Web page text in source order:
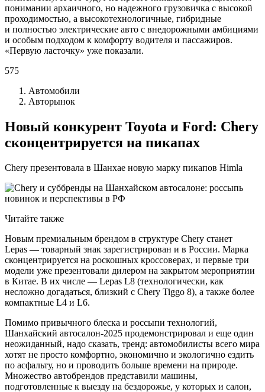
понимании архаичного, но надежного грузовичка с высокой
проходимостью, а высокотехнологичные, гибридные
и полностью электрические авто с внедорожными амбициями
и особым подходом к комфорту водителя и пассажиров.
«Первую ласточку» уже показали.
575
Автомобили
Авторынок
Новый конкурент Toyota и Ford: Chery
сконцентрируется на пикапах
Chery презентовала в Шанхае новую марку пикапов Himla
Читайте также
Новым премиальным брендом в структуре Chery станет
Lepas — товарный знак зарегистрирован и в России. Марка
сконцентрируется на роскошных кроссоверах, и первые три
модели уже презентовали дилером на закрытом мероприятии
в Китае. В их числе — Lepas L8 (технологически, как
несложно догадаться, близкий с Chery Tiggo 8), а также более
компактные L4 и L6.
Помимо привычного блеска и россыпи технологий,
Шанхайский автосалон-2025 продемонстрировал и еще один
неожиданный, надо сказать, тренд: автомобилисты всего мира
хотят не просто комфортно, экономично и экологично ездить
по асфальту, но и проводить больше времени на природе.
Множество автобрендов представили машины,
подготовленные к выезду на бездорожье, у которых и салон,